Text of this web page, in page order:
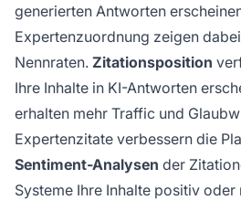
generierten Antworten
Expertenzuordnung zeigen
Nennraten. Zitationsposition
Ihre Inhalte in KI-Antworten
erhalten mehr Traffic und
Expertenzitate verbessern die
Sentiment-Analysen der
Systeme Ihre Inhalte positiv